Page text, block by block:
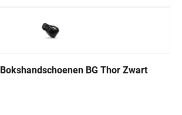
BG Thor Zwart